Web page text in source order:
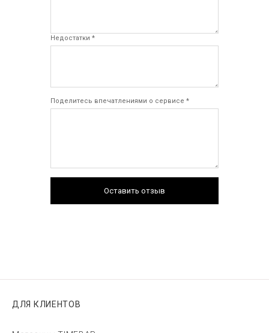
Недостатки *
Поделитесь впечатлениями о сервисе *
Оставить отзыв
ДЛЯ КЛИЕНТОВ